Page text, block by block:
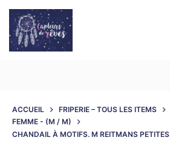
ACCUEIL FRIPERIE – TOUS LES ITEMS
FEMME - (M / M)
CHANDAIL À MOTIFS. M REITMANS PETITES